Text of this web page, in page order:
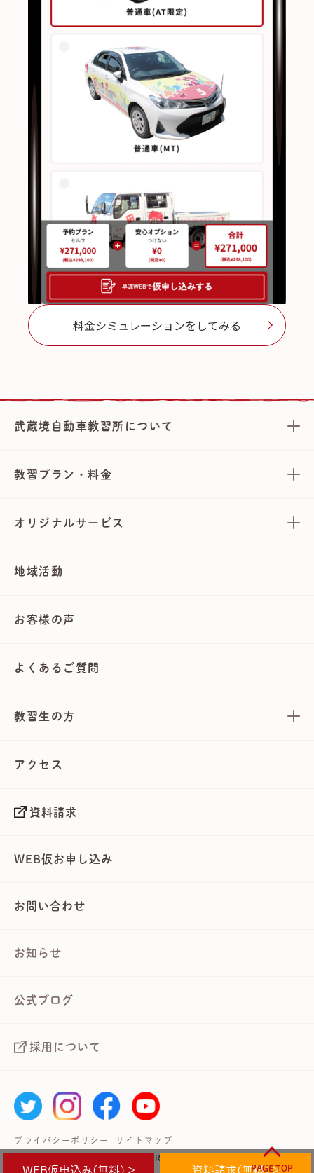
PAGE TOP
料金シミュレーションをしてみる
WEB仮申込み(無料) > 資料請求(無料) >
武蔵境自動車教習所について
教習プラン・料金
オリジナルサービス
地域活動
お客様の声
よくあるご質問
教習生の方
アクセス
資料請求
WEB仮お申し込み
お問い合わせ
お知らせ
公式ブログ
採用について
プライバシーポリシー サイトマップ
Copyright © 武蔵境自動車教習所 All Rights Reserved.